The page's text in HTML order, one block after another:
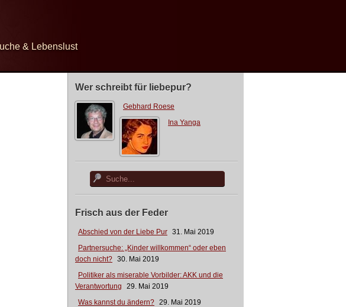
& Lebenslust
Wer schreibt für liebepur?
Gebhard Roese
Ina Yanga
Frisch aus der Feder
Abschied von der Liebe Pur 31. Mai 2019
Partnersuche: „Kinder willkommen“ oder eben
doch nicht? 30. Mai 2019
Politiker als miserable Vorbilder: AKK und die
Verantwortung
29. Mai 2019
Was kannst du ändern? 29. Mai 2019